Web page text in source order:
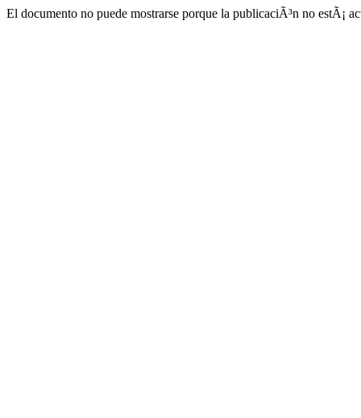
El documento no puede mostrarse porque la publicaciÃ³n no estÃ¡